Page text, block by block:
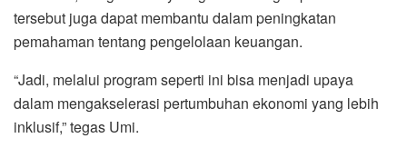
tersebut juga dapat membantu dalam peningkatan
pemahaman tentang pengelolaan keuangan.
“Jadi, melalui program seperti ini bisa menjadi upaya
dalam mengakselerasi pertumbuhan ekonomi yang lebih
inklusif,” tegas Umi.